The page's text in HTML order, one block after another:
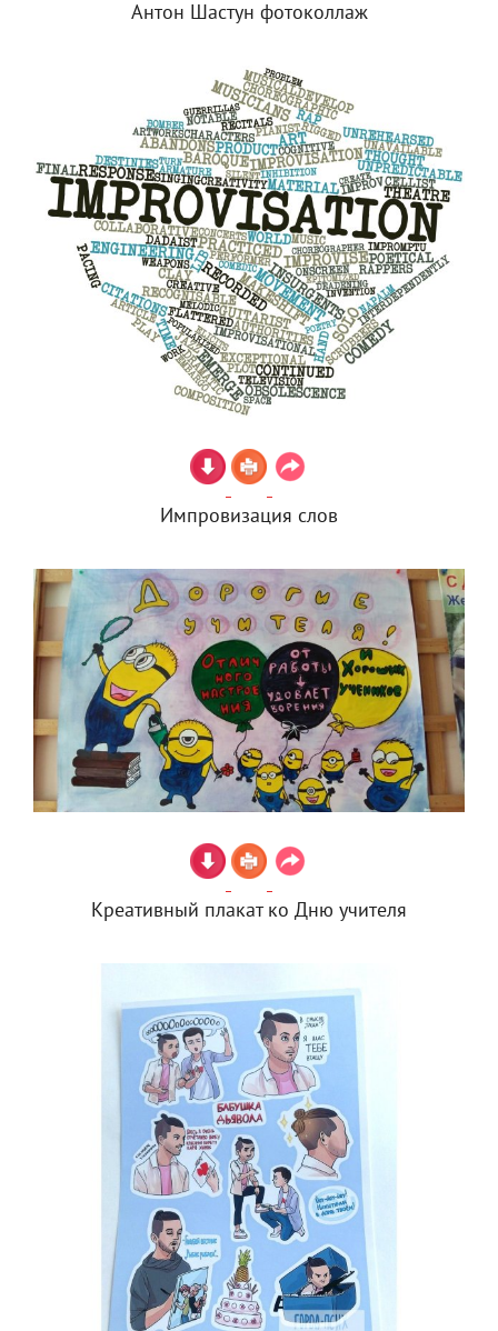
Антон Шастун фотоколлаж
Импровизация слов
Креативный плакат ко Дню учителя